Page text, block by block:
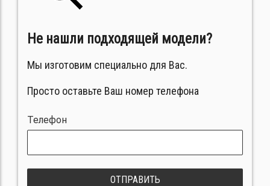
Не нашли подходящей модели?
Мы изготовим специально для Вас.
Просто оставьте Ваш номер телефона
Телефон
ОТПРАВИТЬ